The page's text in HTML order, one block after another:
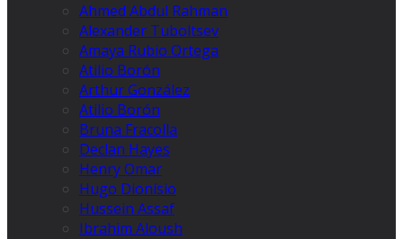
Ahmed Abdul Rahman
Alexander Tuboltsev
Amaya Rubio Ortega
Atilio Borón
Arthur González
Atilio Borón
Bruna Fracolla
Declan Hayes
Henry Omar
Hugo Dionísio
Hussein Assaf
Ibrahim Aloush